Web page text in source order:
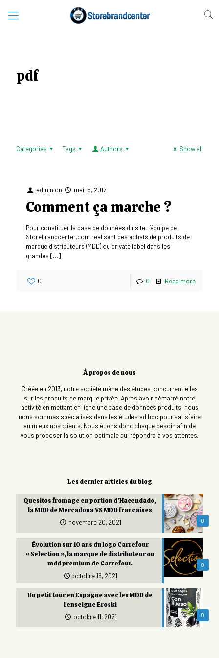
pdf
Categories Tags Authors Show all
admin on mai 15, 2012
Comment ça marche ?
Pour constituer la base de données du site, l’équipe de
Storebrandcenter.com réalisent des achats de produits de
marque distributeurs (MDD) ou private label dans les
grandes […]
0 0 Read more
À propos de nous
Créée en 2013, notre société mène des études concurrentielles
sur les produits de marque privée. Après avoir démarré notre
activité en mettant en ligne une base de données produits, nous
nous sommes spécialisés dans les études ad hoc pour satisfaire
au mieux nos clients. Nous étions donc chaque besoin afin de
vous proposer la solution optimale qui répondra à vos attentes.
Les dernier articles du blog
0
Quesitos fromage en portion d’Hacendado,
la MDD de Mercadona VS MDD francaises
novembre 20, 2021
0
Évolution sur 10 ans du logo Carrefour
« Selection », la marque de distributeur ou
mdd premium de Carrefour.
octobre 16, 2021
0
Un petit tour en Espagne avec les MDD de
l’enseigne Eroski
octobre 11, 2021